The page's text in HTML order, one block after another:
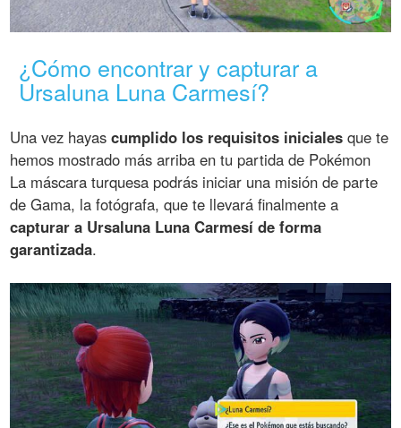
¿Cómo encontrar y capturar a
Ursaluna Luna Carmesí?
Una vez hayascumplido los requisitos iniciales que te
hemos mostrado más arriba en tu partida de Pokémon
La máscara turquesa podrás iniciar una misión de parte
de Gama, la fotógrafa, que te llevará finalmente a
capturar a Ursaluna Luna Carmesí de forma
garantizada.